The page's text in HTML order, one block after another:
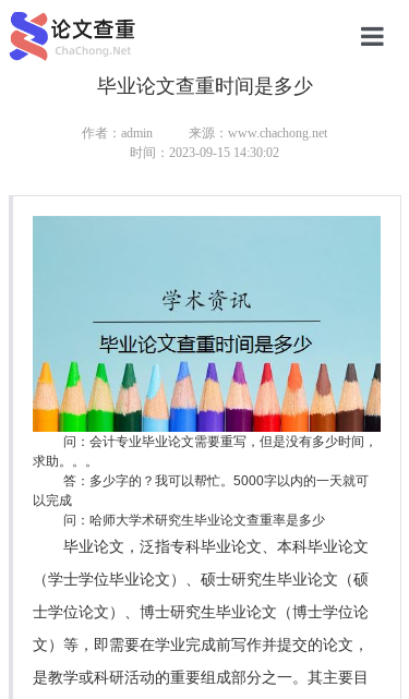
博士论文
毕业论文查重时间是多少
作者：admin
来源：www.chachong.net
时间：2023-09-15 14:30:02
问：会计专业毕业论文需要重写，但是没有多少时间，
求助。。。
答：多少字的？我可以帮忙。5000字以内的一天就可
以完成
问：哈师大学术研究生毕业论文查重率是多少
毕业论文，泛指专科毕业论文、本科毕业论文
（学士学位毕业论文）、硕士研究生毕业论文（硕
士学位论文）、博士研究生毕业论文（博士学位论
文）等，即需要在学业完成前写作并提交的论文，
是教学或科研活动的重要组成部分之一。其主要目